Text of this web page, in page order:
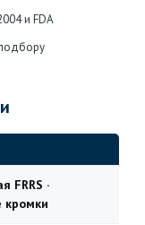
и FDA
FRRS ·
кромки